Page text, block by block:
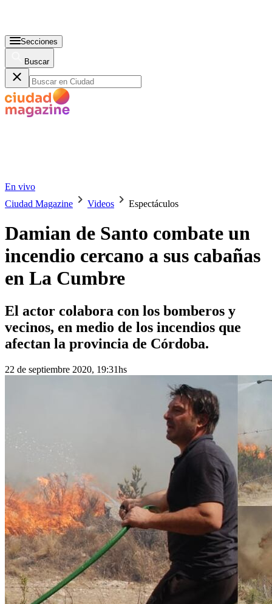
Secciones
Buscar
En vivo
Ciudad Magazine
Videos Espectáculos
Damian de Santo combate un
incendio cercano a sus cabañas
en La Cumbre
El actor colabora con los bomberos y
vecinos, en medio de los incendios que
afectan la provincia de Córdoba.
22 de septiembre 2020, 19:31hs